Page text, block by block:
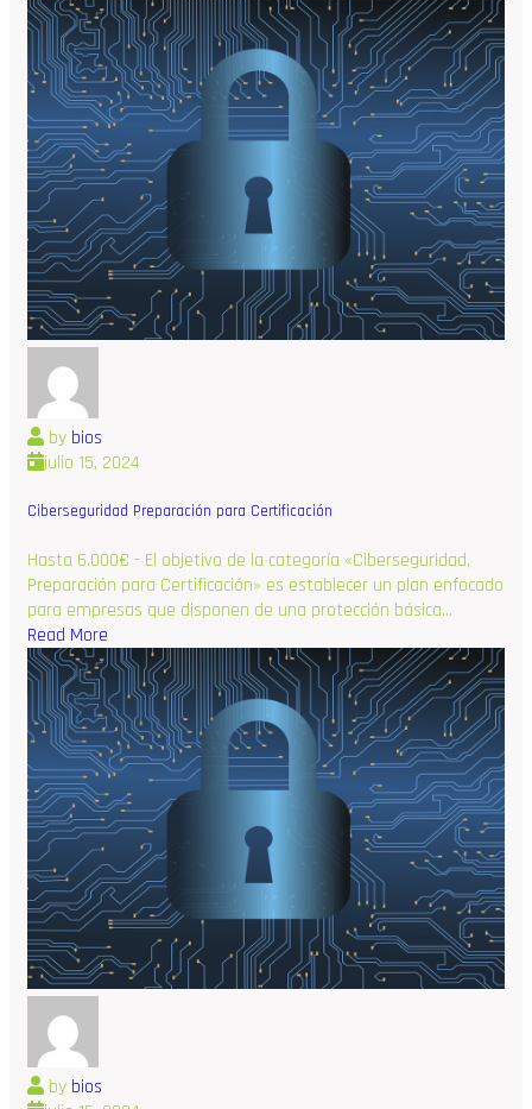
by bios
julio 15, 2024
Ciberseguridad Preparación para Certificación
Hasta 6.000€ - El objetivo de la categoría «Ciberseguridad,
Preparación para Certificación» es establecer un plan enfocado
para empresas que disponen de una protección básica…
Read More
by bios